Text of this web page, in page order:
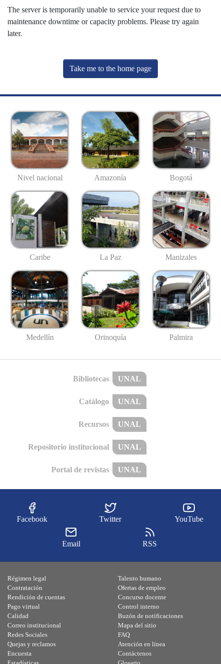
The server is temporarily unable to service your request due to
maintenance downtime or capacity problems. Please try again
later.
Take me to the home page
Nivel nacional Amazonía Bogotá
Caribe La Paz Manizales
Medellín Orinoquía Palmira
Bibliotecas UNAL
Catálogo UNAL
Recursos UNAL
Repositorio institucional UNAL
Portal de revistas UNAL
Facebook Twitter YouTube
Email RSS
Régimen legal
Contratación
Rendición de cuentas
Pago virtual
Calidad
Talento humano
Ofertas de empleo
Concurso docente
Control interno
Buzón de notificaciones
Correo institucional
Redes Sociales
Quejas y reclamos
Encuesta
Mapa del sitio
FAQ
Atención en línea
Contáctenos